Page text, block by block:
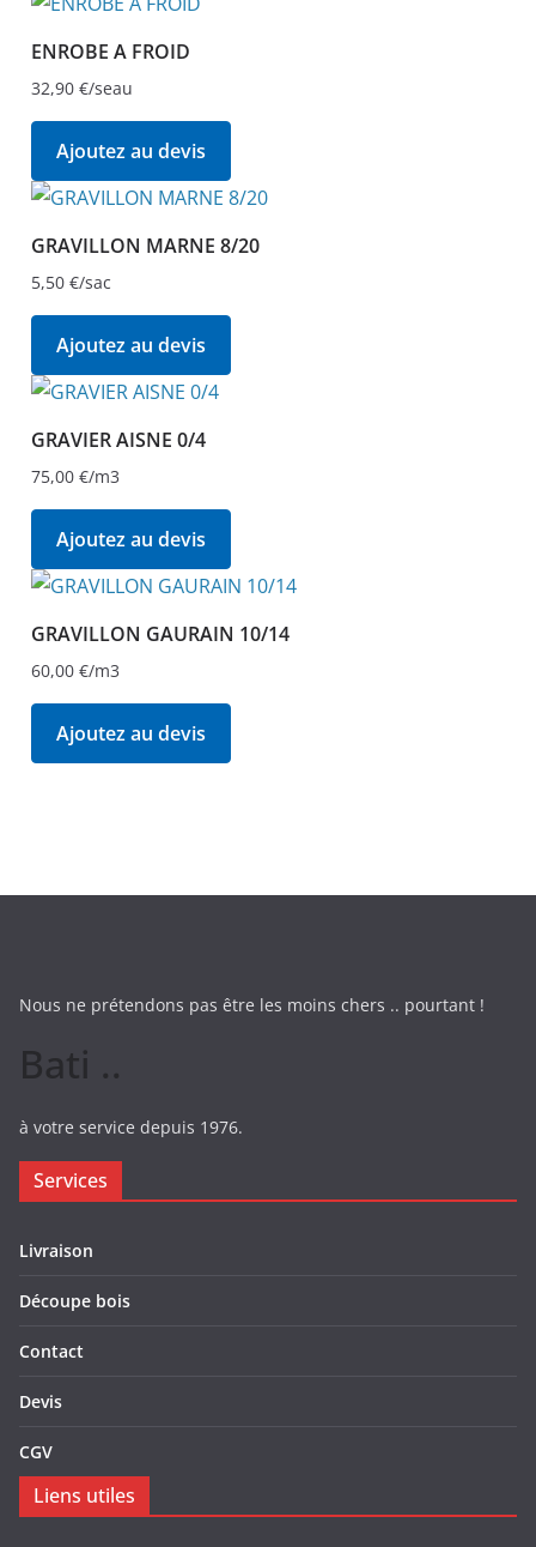
ENROBE A FROID
32,90 €/seau
Ajoutez au devis
GRAVILLON MARNE 8/20
5,50 €/sac
Ajoutez au devis
GRAVIER AISNE 0/4
75,00 €/m3
Ajoutez au devis
GRAVILLON GAURAIN 10/14
60,00 €/m3
Ajoutez au devis
Nous ne prétendons pas être les moins chers .. pourtant !
Bati ..
à votre service depuis 1976.
Services
Livraison
Découpe bois
Contact
Devis
CGV
Liens utiles